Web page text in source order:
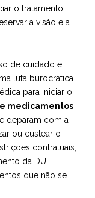
o tratamento
a visão e a
de cuidado e
luta burocrática.
para iniciar o
medicamentos
deparam com a
ou custear o
contratuais,
da DUT
que não se